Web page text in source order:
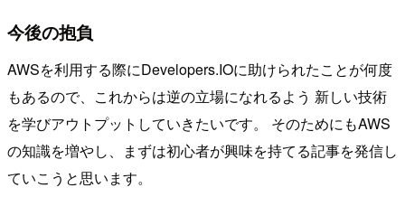
今後の抱負
AWSを利用する際にDevelopers.IOに助けられたことが何度
もあるので、これからは逆の立場になれるよう 新しい技術
を学びアウトプットしていきたいです。 そのためにもAWS
の知識を増やし、まずは初心者が興味を持てる記事を発信し
ていこうと思います。